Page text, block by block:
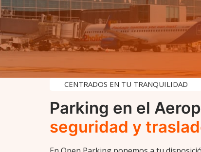
CENTRADOS EN TU TRANQUILIDAD
Parking en el
seguridad y